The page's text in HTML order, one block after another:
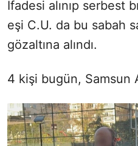
İfadesi alınıp serbest
eşi C.U. da bu sabah
gözaltına alındı.
4 kişi bugün, Samsun